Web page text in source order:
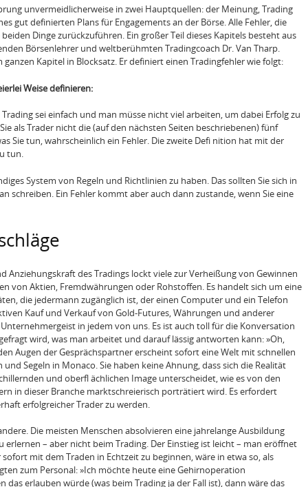
unvermeidlicherweise in zwei Hauptquellen: der Meinung, Trading
gut definierten Plans für Engagements an der Börse. Alle Fehler, die
Dinge zurückzuführen. Ein großer Teil dieses Kapitels besteht aus
Börsenlehrer und weltberühmten Tradingcoach Dr. Van Tharp.
Kapitel in Blocksatz. Er definiert einen Tradingfehler wie folgt:
Weise definieren:
sei einfach und man müsse nicht viel arbeiten, um dabei Erfolg zu
als Trader nicht die (auf den nächsten Seiten beschriebenen) fünf
Sie tun, wahrscheinlich ein Fehler. Die zweite Defi nition hat mit der
tun.
System von Regeln und Richtlinien zu haben. Das sollten Sie sich in
schreiben. Ein Fehler kommt aber auch dann zustande, wenn Sie eine
Anziehungskraft des Tradings lockt viele zur Verheißung von Gewinnen
von Aktien, Fremdwährungen oder Rohstoffen. Es handelt sich um eine
die jedermann zugänglich ist, der einen Computer und ein Telefon
Kauf und Verkauf von Gold-Futures, Währungen und anderer
in jedem von uns. Es ist auch toll für die Konversation
wird, was man arbeitet und darauf lässig antworten kann: »Oh,
Augen der Gesprächspartner erscheint sofort eine Welt mit schnellen
Segeln in Monaco. Sie haben keine Ahnung, dass sich die Realität
und oberfl ächlichen Image unterscheidet, wie es von den
in dieser Branche marktschreierisch porträtiert wird. Es erfordert
erfolgreicher Trader zu werden.
Die meisten Menschen absolvieren eine jahrelange Ausbildung
erlernen – aber nicht beim Trading. Der Einstieg ist leicht – man eröffnet
mit dem Traden in Echtzeit zu beginnen, wäre in etwa so, als
zum Personal: »Ich möchte heute eine Gehirnoperation
das erlauben würde (was beim Trading ja der Fall ist), dann wäre das